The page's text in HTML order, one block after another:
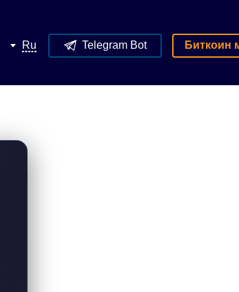
Ru Telegram Bot Биткоин